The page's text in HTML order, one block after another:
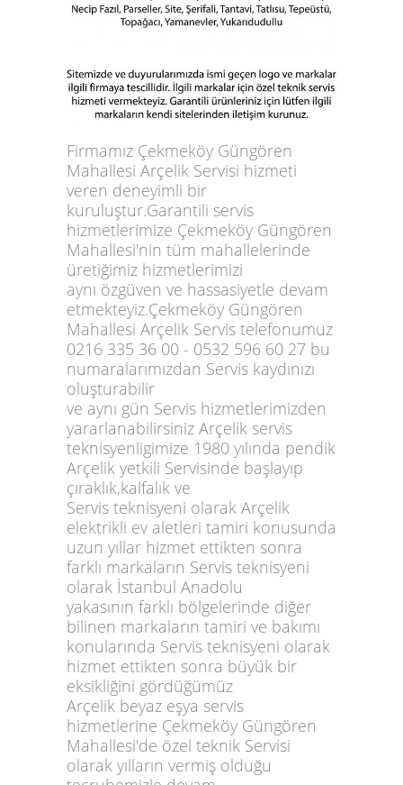
Firmamız Çekmeköy Güngören
Mahallesi Arçelik Servisi hizmeti
veren deneyimli bir
kuruluştur.Garantili servis
hizmetlerimize Çekmeköy Güngören
Mahallesi'nin tüm mahallelerinde
üretiğimiz hizmetlerimizi
aynı özgüven ve hassasiyetle devam
etmekteyiz.Çekmeköy Güngören
Mahallesi Arçelik Servis telefonumuz
0216 335 36 00 - 0532 596 60 27 bu
numaralarımızdan Servis kaydınızı
oluşturabilir
ve aynı gün Servis hizmetlerimizden
yararlanabilirsiniz Arçelik servis
teknisyenligimize 1980 yılında pendik
Arçelik yetkili Servisinde başlayıp
çıraklık,kalfalık ve
Servis teknisyeni olarak Arçelik
elektrikli ev aletleri tamiri konusunda
uzun yıllar hizmet ettikten sonra
farklı markaların Servis teknisyeni
olarak İstanbul Anadolu
yakasının farklı bölgelerinde diğer
bilinen markaların tamiri ve bakımı
konularında Servis teknisyeni olarak
hizmet ettikten sonra büyük bir
eksikliğini gördüğümüz
Arçelik beyaz eşya servis
hizmetlerine Çekmeköy Güngören
Mahallesi'de özel teknik Servisi
olarak yılların vermiş olduğu